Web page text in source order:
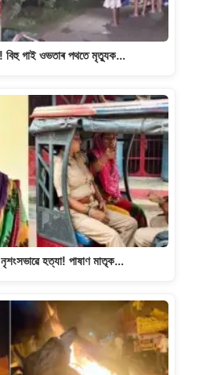
বিহু গাই ওভতাৰ পথতে মৃত্যুক…
হত্যা! পাষাণ মাতৃক…